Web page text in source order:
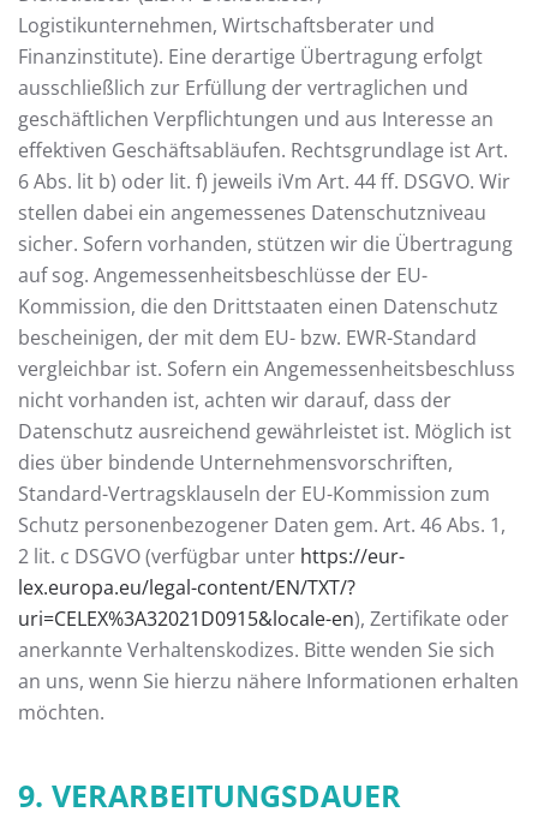
Logistikunternehmen, Wirtschaftsberater und
Finanzinstitute). Eine derartige Übertragung erfolgt
ausschließlich zur Erfüllung der vertraglichen und
geschäftlichen Verpflichtungen und aus Interesse an
effektiven Geschäftsabläufen. Rechtsgrundlage ist Art.
6 Abs. lit b) oder lit. f) jeweils iVm Art. 44 ff. DSGVO. Wir
stellen dabei ein angemessenes Datenschutzniveau
sicher. Sofern vorhanden, stützen wir die Übertragung
auf sog. Angemessenheitsbeschlüsse der EU-
Kommission, die den Drittstaaten einen Datenschutz
bescheinigen, der mit dem EU- bzw. EWR-Standard
vergleichbar ist. Sofern ein Angemessenheitsbeschluss
nicht vorhanden ist, achten wir darauf, dass der
Datenschutz ausreichend gewährleistet ist. Möglich ist
dies über bindende Unternehmensvorschriften,
Standard-Vertragsklauseln der EU-Kommission zum
Schutz personenbezogener Daten gem. Art. 46 Abs. 1,
2 lit. c DSGVO (verfügbar unter https://eur-
lex.europa.eu/legal-content/EN/TXT/?
uri=CELEX%3A32021D0915&locale-en), Zertifikate oder
anerkannte Verhaltenskodizes. Bitte wenden Sie sich
an uns, wenn Sie hierzu nähere Informationen erhalten
möchten.
9. VERARBEITUNGSDAUER